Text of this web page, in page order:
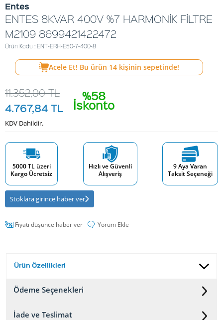
Entes
ENTES 8KVAR 400V %7 HARMONİK FİLTRE
M2109 8699421422472
Ürün Kodu : ENT-ERH-E50-7-400-8
Acele Et! Bu ürün 14 kişinin sepetinde!
%58
İskonto
11.352,00TL
4.767,84 TL
KDV Dahildir.
5000 TL üzeri
Kargo Ücretsiz
Hızlı ve Güvenli
Alışveriş
9 Aya Varan
Taksit Seçeneği
Stoklara girince haber ver
Fiyatı düşünce haber ver Yorum Ekle
Ürün Özellikleri
Ödeme Seçenekleri
İade ve Teslimat